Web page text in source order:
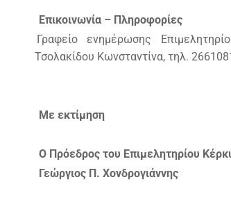
Επικοινωνία – Πληροφορίες
Γραφείο ενημέρωσης
Τσολακίδου Κωνσταντίνα, τηλ.
Με εκτίμηση
Ο Πρόεδρος του Επιμελητηρίου
Γεώργιος Π. Χονδρογιάννης